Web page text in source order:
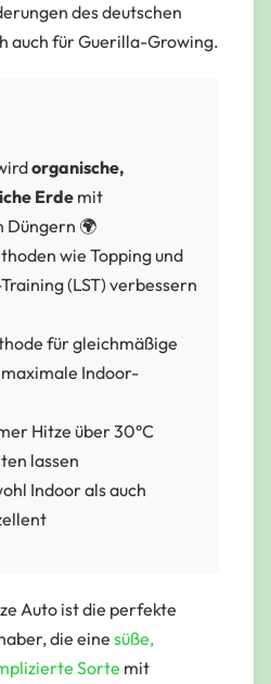
des deutschen
auch für Guerilla-Growing.
organische,
Erde mit
Düngern 🌍
wie Toppingund
(LST)verbessern
für gleichmäßige
Indoor-
Hitze über 30°C
lassen
Indoor als auch
Auto ist die perfekte
die einesüße,
Sorte mit